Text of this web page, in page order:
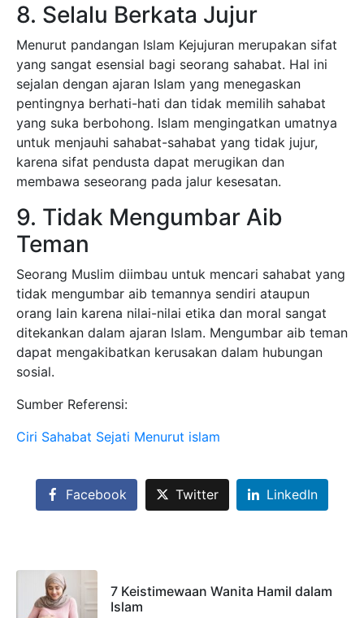
8. Selalu Berkata Jujur
Menurut pandangan Islam Kejujuran merupakan sifat
yang sangat esensial bagi seorang sahabat. Hal ini
sejalan dengan ajaran Islam yang menegaskan
pentingnya berhati-hati dan tidak memilih sahabat
yang suka berbohong. Islam mengingatkan umatnya
untuk menjauhi sahabat-sahabat yang tidak jujur,
karena sifat pendusta dapat merugikan dan
membawa seseorang pada jalur kesesatan.
9. Tidak Mengumbar Aib
Teman
Seorang Muslim diimbau untuk mencari sahabat yang
tidak mengumbar aib temannya sendiri ataupun
orang lain karena nilai-nilai etika dan moral sangat
ditekankan dalam ajaran Islam. Mengumbar aib teman
dapat mengakibatkan kerusakan dalam hubungan
sosial.
Sumber Referensi:
Ciri Sahabat Sejati Menurut islam
Facebook Twitter LinkedIn
7 Keistimewaan Wanita Hamil dalam
Islam